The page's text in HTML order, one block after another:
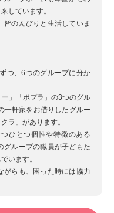
しています。
皆のんびりと生活していま
つ、6つのグループに分か
」「ポプラ」の3つのグル
一軒家をお借りしたグルー
ラ」があります。
ひとつ個性や特徴のある
グループの職員が子どもた
います。
がらも、困った時には協力